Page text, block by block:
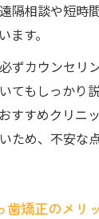
隔相談や短時
ます。
ずカウンセリ
てもしっかり
すすめクリニ
ため、不安な
歯矯正のメリ